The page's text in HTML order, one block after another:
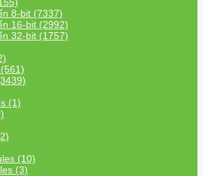
8-bit (7337)
16-bit (2992)
32-bit (1757)
(1)
(10)
(3)